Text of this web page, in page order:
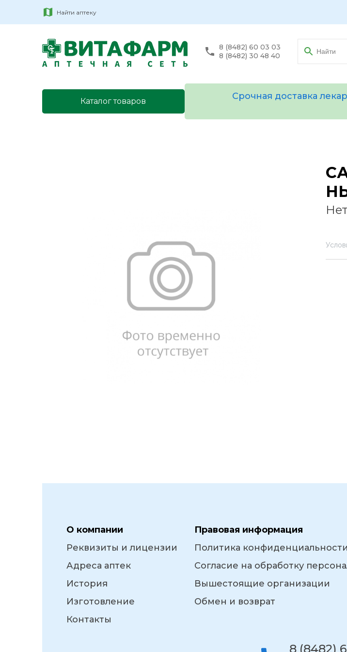
Найти аптеку
8 (8482) 60 03 03
8 (8482) 30 48 40
Каталог товаров
Срочная доставка
О компании
Реквизиты и лицензии
Адреса аптек
История
Изготовление
Контакты
Правовая информация
Политика конфиденциальности
Согласие на обработку
Вышестоящие организации
Обмен и возврат
8 (8482)